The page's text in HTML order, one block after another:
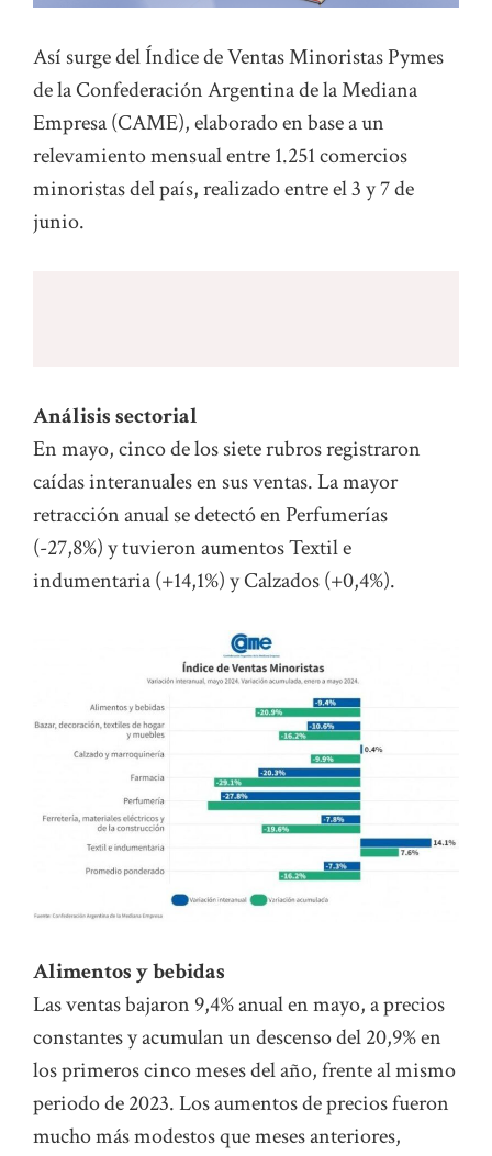
Así surge del Índice de Ventas Minoristas Pymes
de la Confederación Argentina de la Mediana
Empresa (CAME), elaborado en base a un
relevamiento mensual entre 1.251 comercios
minoristas del país, realizado entre el 3 y 7 de
junio.
Análisis sectorial
En mayo, cinco de los siete rubros registraron
caídas interanuales en sus ventas. La mayor
retracción anual se detectó en Perfumerías
(-27,8%) y tuvieron aumentos Textil e
indumentaria (+14,1%) y Calzados (+0,4%).
Alimentos y bebidas
Las ventas bajaron 9,4% anual en mayo, a precios
constantes y acumulan un descenso del 20,9% en
los primeros cinco meses del año, frente al mismo
periodo de 2023. Los aumentos de precios fueron
mucho más modestos que meses anteriores,